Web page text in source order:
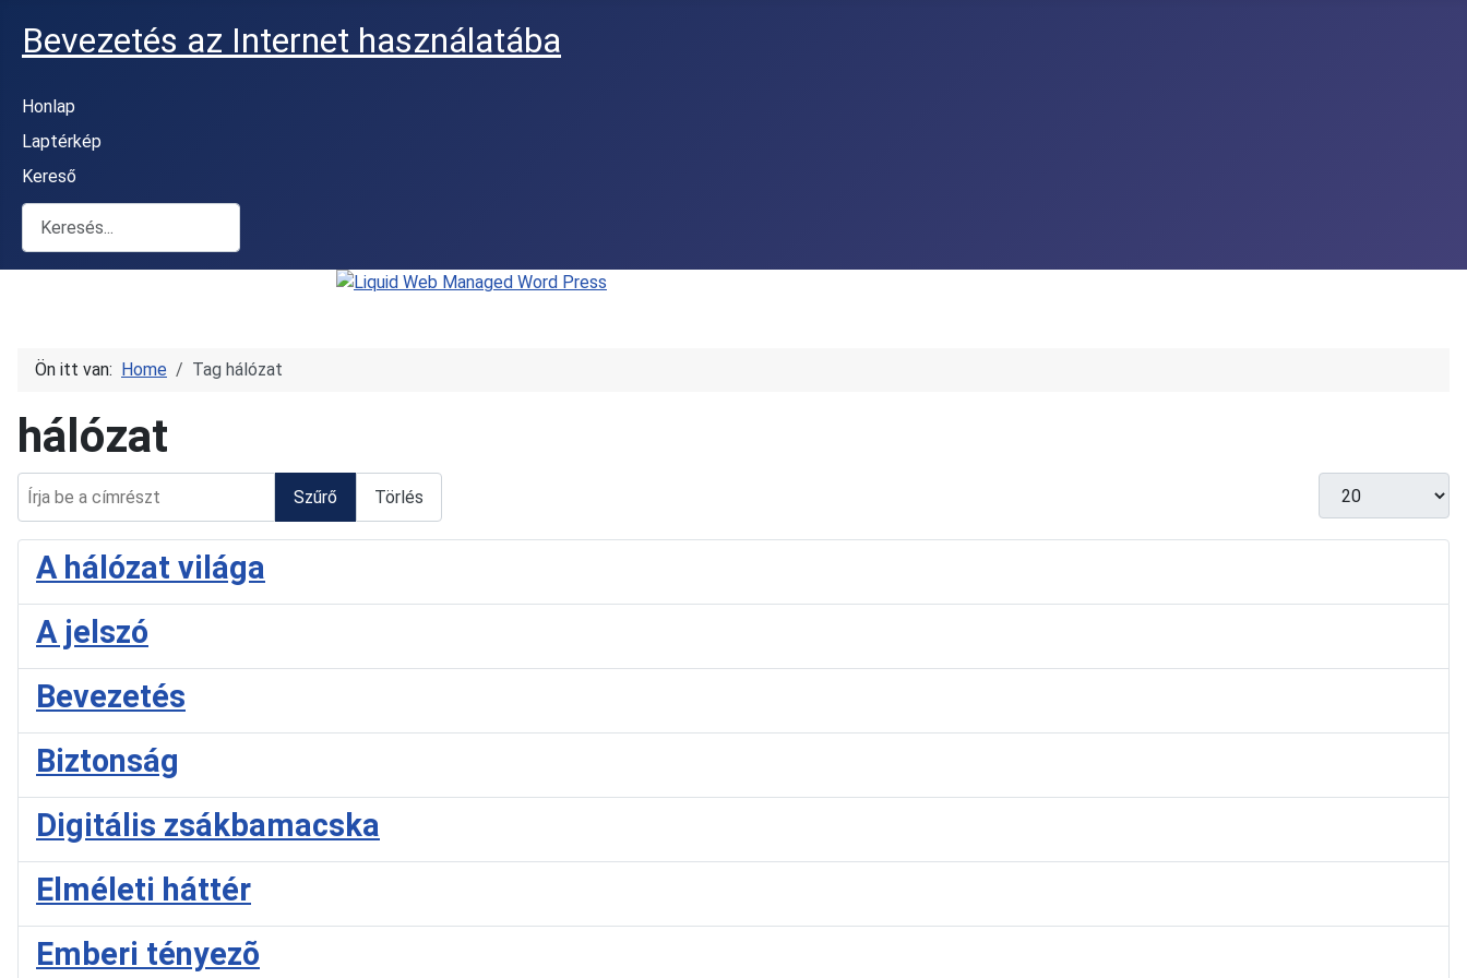
Bevezetés az Internet használatába
Honlap
Laptérkép
Kereső
Keresés
Ön itt van: Home Tag hálózat
hálózat
Írja be a címrészt
Szűrő Törlés
Tételek #
A hálózat világa
A jelszó
Bevezetés
Biztonság
Digitális zsákbamacska
Elméleti háttér
Emberi tényezõ